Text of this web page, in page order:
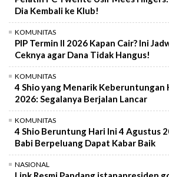
Dia Kembali ke Klub!
KOMUNITAS
PIP Termin II 2026 Kapan Cair? Ini
Ceknya agar Dana Tidak Hangus!
KOMUNITAS
4 Shio yang Menarik Keberuntungan
2026: Segalanya Berjalan Lancar
KOMUNITAS
4 Shio Beruntung Hari Ini 4 Agustus
Babi Berpeluang Dapat Kabar Baik
NASIONAL